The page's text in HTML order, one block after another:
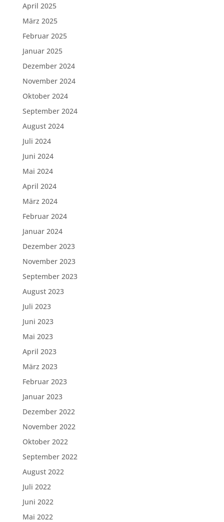
April 2025
März 2025
Februar 2025
Januar 2025
Dezember 2024
November 2024
Oktober 2024
September 2024
August 2024
Juli 2024
Juni 2024
Mai 2024
April 2024
März 2024
Februar 2024
Januar 2024
Dezember 2023
November 2023
September 2023
August 2023
Juli 2023
Juni 2023
Mai 2023
April 2023
März 2023
Februar 2023
Januar 2023
Dezember 2022
November 2022
Oktober 2022
September 2022
August 2022
Juli 2022
Juni 2022
Mai 2022